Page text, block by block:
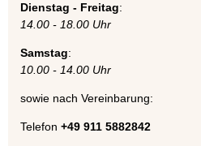
Dienstag - Freitag:
14.00 - 18.00 Uhr
Samstag:
10.00 - 14.00 Uhr
sowie nach Vereinbarung:
Telefon +49 911 5882842